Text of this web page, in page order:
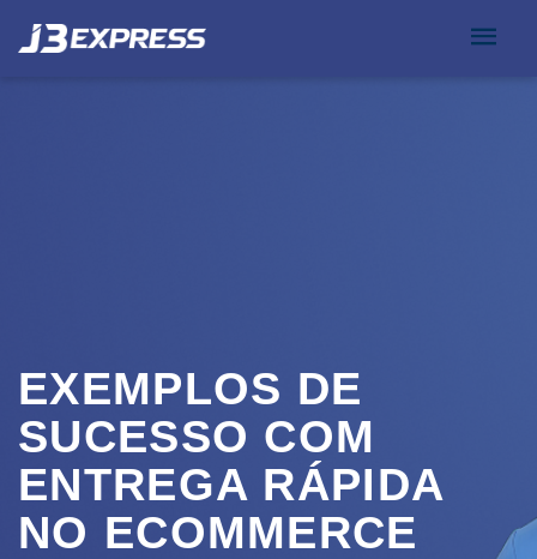
EXEMPLOS DE
SUCESSO COM
ENTREGA RÁPIDA
NO ECOMMERCE